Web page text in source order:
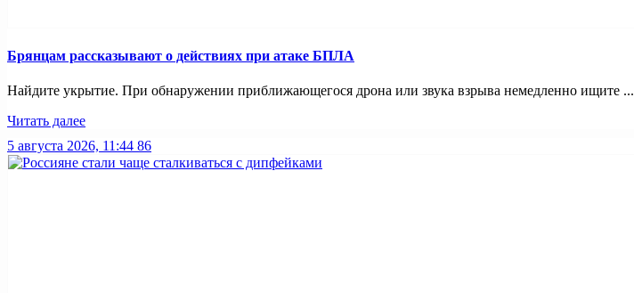
Брянцам рассказывают о действиях при атаке БПЛА
Найдите укрытие. При обнаружении приближающегося дрона или звука взрыва немедленно ищите ...
Читать далее
5 августа 2026, 11:44 86